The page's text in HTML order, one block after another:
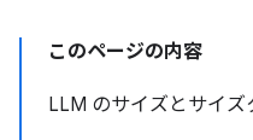
このページの内容
LLM のサイズとサイズ